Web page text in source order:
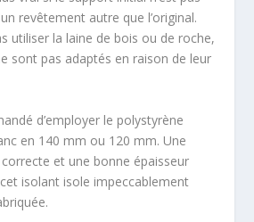
revêtement autre que l’original.
utiliser la laine de bois ou de roche,
sont pas adaptés en raison de leur
d’employer le polystyrène
en 140 mm ou 120 mm. Une
et une bonne épaisseur
isolant isole impeccablement